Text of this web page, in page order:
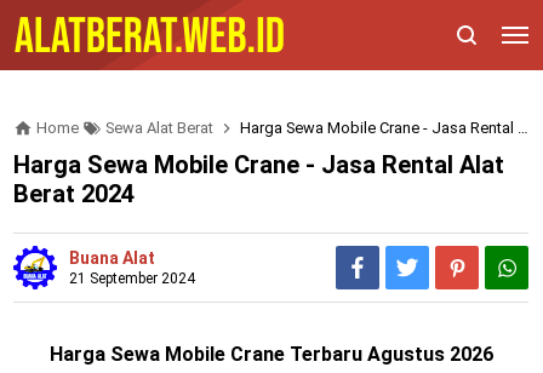
Home Sewa Alat Berat Harga Sewa Mobile Crane - Jasa Rental Alat Berat 2024
Harga Sewa Mobile Crane - Jasa Rental Alat
Berat 2024
Buana Alat
21 September 2024
Harga Sewa Mobile Crane Terbaru Agustus 2026